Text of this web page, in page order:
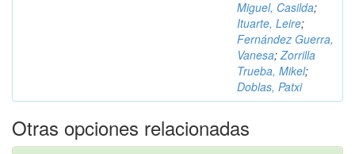
Miguel, Casilda;
Ituarte, Leire;
Fernández Guerra,
Vanesa;Zorrilla
Trueba, Mikel;
Doblas, Patxi
Otras opciones relacionadas